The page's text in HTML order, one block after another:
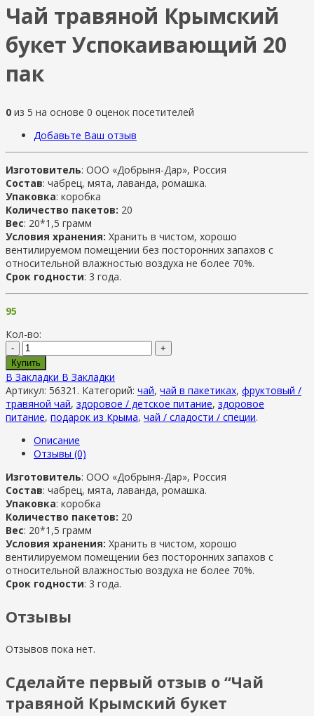
Чай травяной Крымский
букет Успокаивающий 20
пак
0 из 5 на основе 0 оценок посетителей
Добавьте Ваш отзыв
Изготовитель: ООО «Добрыня-Дар», Россия
Состав: чабрец, мята, лаванда, ромашка.
Упаковка: коробка
Количество пакетов: 20
Вес: 20*1,5 грамм
Условия хранения: Хранить в чистом, хорошо
вентилируемом помещении без посторонних запахов с
относительной влажностью воздуха не более 70%.
Срок годности: 3 года.
95
Кол-во:
-
+
Купить
В Закладки В Закладки
Артикул: 56321 . Категорий: чай, чай в пакетиках, фруктовый /
травяной чай, здоровое / детское питание, здоровое
питание, подарок из Крыма, чай / сладости / специи.
Описание
Отзывы (0)
Изготовитель: ООО «Добрыня-Дар», Россия
Состав: чабрец, мята, лаванда, ромашка.
Упаковка: коробка
Количество пакетов: 20
Вес: 20*1,5 грамм
Условия хранения: Хранить в чистом, хорошо
вентилируемом помещении без посторонних запахов с
относительной влажностью воздуха не более 70%.
Срок годности: 3 года.
Отзывы
Отзывов пока нет.
Сделайте первый отзыв о “Чай
травяной Крымский букет